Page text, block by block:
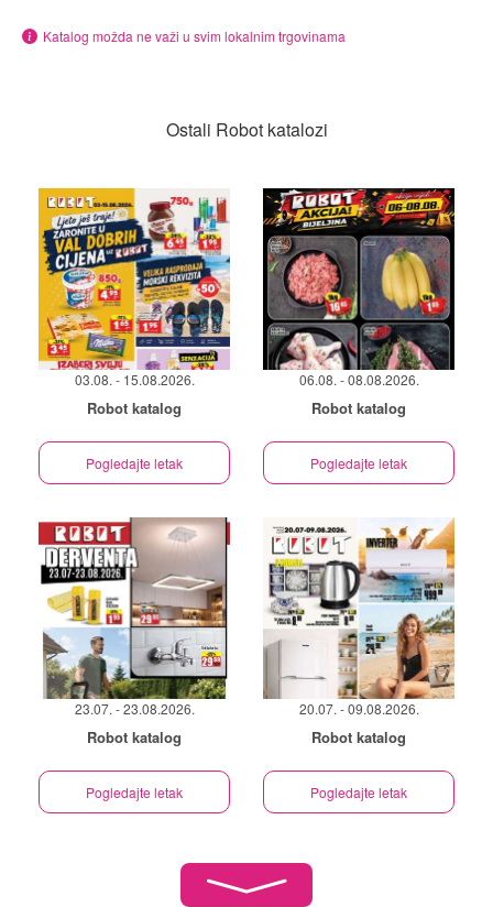
Katalog možda ne važi u svim lokalnim trgovinama
Ostali Robot katalozi
03.08. - 15.08.2026.
Robot katalog
Pogledajte letak
06.08. - 08.08.2026.
Robot katalog
Pogledajte letak
23.07. - 23.08.2026.
Robot katalog
Pogledajte letak
20.07. - 09.08.2026.
Robot katalog
Pogledajte letak